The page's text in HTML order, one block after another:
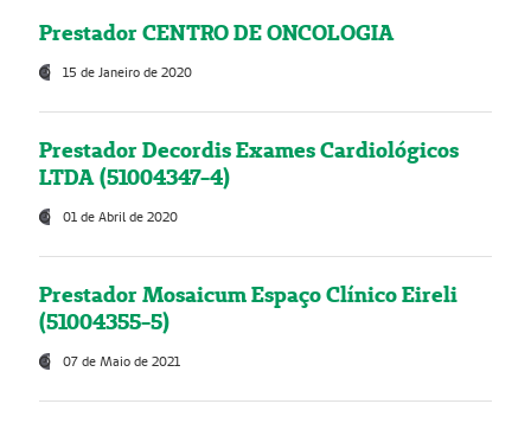
Prestador CENTRO DE ONCOLOGIA
15 de Janeiro de 2020
Prestador Decordis Exames Cardiológicos
LTDA (51004347-4)
01 de Abril de 2020
Prestador Mosaicum Espaço Clínico Eireli
(51004355-5)
07 de Maio de 2021